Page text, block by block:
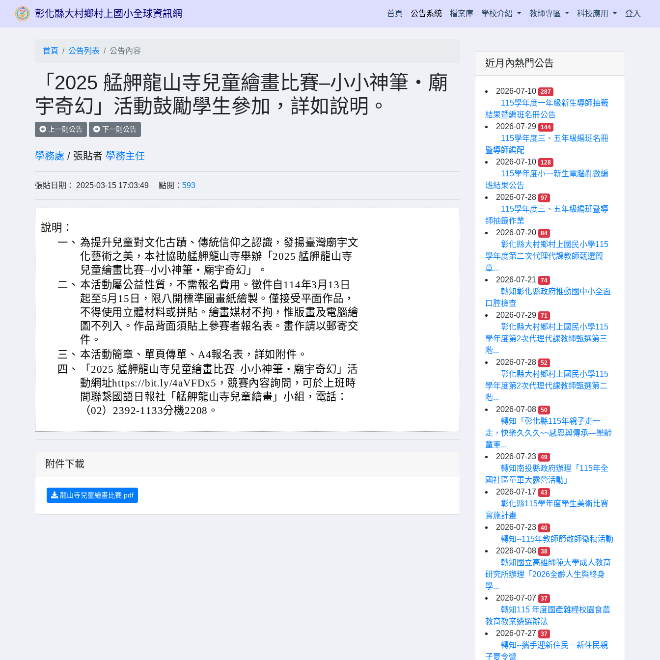
彰化縣大村鄉村上國小全球資訊網 首頁(current)
公告系統 檔案庫 學校介紹 教師專區 科技應用 登入
首頁 公告列表 公告內容
「2025 艋舺龍山寺兒童繪畫比賽–小小神筆‧廟
宇奇幻」活動鼓勵學生參加，詳如說明。
上一則公告 下一則公告
學務處 / 張貼者 學務主任
張貼日期： 2025-03-15 17:03:49 點閱： 593
說明：
一、 為提升兒童對文化古蹟、傳統信仰之認識，發揚臺灣廟宇文
化藝術之美，本社協助艋舺龍山寺舉辦「2025 艋舺龍山寺
兒童繪畫比賽–小小神筆‧廟宇奇幻」。
二、 本活動屬公益性質，不需報名費用。徵件自114年3月13日
起至5月15日，限八開標準圖畫紙繪製。僅接受平面作品，
不得使用立體材料或拼貼。繪畫媒材不拘，惟版畫及電腦繪
圖不列入。作品背面須貼上參賽者報名表。畫作請以郵寄交
件。
三、 本活動簡章、單頁傳單、A4報名表，詳如附件。
四、
「2025 艋舺龍山寺兒童繪畫比賽–小小神筆‧廟宇奇幻」活
動網址https://bit.ly/4aVFDx5，競賽內容詢問，可於上班時
間聯繫國語日報社「艋舺龍山寺兒童繪畫」小組，電話：
（02）2392-1133分機2208。
附件下載
龍山寺兒童繪畫比賽.pdf
近月內熱門公告
2026-07-10 287
115學年度一年級新生導師抽籤
結果暨編班名冊公告
2026-07-29
144
115學年度三、五年級編班名冊
暨導師編配
2026-07-10
128
115學年度小一新生電腦亂數編
班結果公告
2026-07-28
97
115學年度三、五年級編班暨導
師抽籤作業
2026-07-20
84
彰化縣大村鄉村上國民小學115
學年度第二次代理代課教師甄選簡
章...
2026-07-21
74
轉知彰化縣政府推動國中小全面
口腔檢查
2026-07-29
71
彰化縣大村鄉村上國民小學115
學年度第2次代理代課教師甄選第三
階...
2026-07-28
52
彰化縣大村鄉村上國民小學115
學年度第2次代理代課教師甄選第二
階...
2026-07-08
50
轉知「彰化縣115年親子走一
走，快樂久久久~~感恩與傳承—樂齡
童軍...
2026-07-23
49
轉知南投縣政府辦理「115年全
國社區童軍大露營活動」
2026-07-17
43
彰化縣115學年度學生美術比賽
實施計畫
2026-07-23
40
轉知--115年教師節敬師徵稿活動
2026-07-08
38
轉知國立高雄師範大學成人教育
研究所辦理「2026全齡人生與終身
學...
2026-07-07
37
轉知115 年度國產雜糧校園食農
教育教案遴選辦法
2026-07-27
37
轉知--攜手迎新住民－新住民親
子夏令營